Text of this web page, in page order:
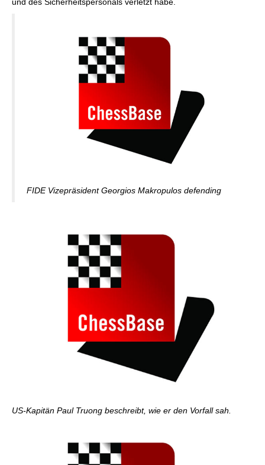
FIDE Vizepräsident Georgios Makropulos defending
US-Kapitän Paul Truong beschreibt, wie er den Vorfall sah.